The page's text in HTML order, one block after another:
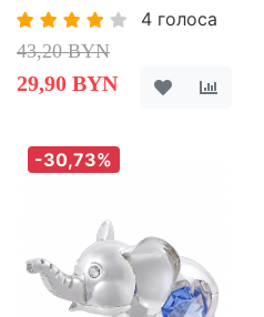
4 голоса
43,20 BYN
29,90 BYN
-30,73%